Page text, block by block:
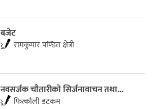
बजेट
रामकुमार पण्डित क्षेत्री
नवसर्जक चाैतारीकाे सिर्जनावाचन तथा...
फित्काैली डटकम